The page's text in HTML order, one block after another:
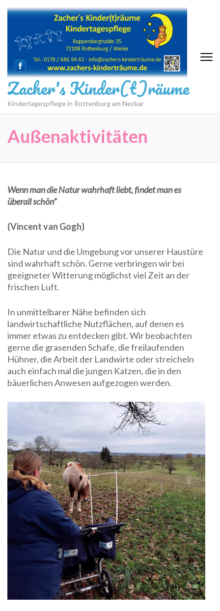
Zum
Inhalt
(Eingabetaste
drücken)
Zacher's Kinder(t)räume
Kindertagespflege in Rottenburg am Neckar
Außenaktivitäten
Wenn man die Natur wahrhaft liebt, findet man es
überall schön“
(Vincent van Gogh)
Die Natur und die Umgebung vor unserer Haustüre
sind wahrhaft schön. Gerne verbringen wir bei
geeigneter Witterung möglichst viel Zeit an der
frischen Luft.
In unmittelbarer Nähe befinden sich
landwirtschaftliche Nutzflächen, auf denen es
immer etwas zu entdecken gibt. Wir beobachten
gerne die grasenden Schafe, die freilaufenden
Hühner, die Arbeit der Landwirte oder streicheln
auch einfach mal die jungen Katzen, die in den
bäuerlichen Anwesen aufgezogen werden.